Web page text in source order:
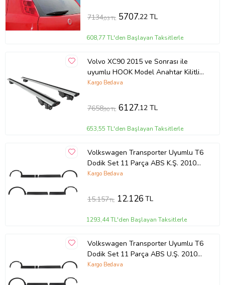
7134,03 TL 5707,22 TL
608,77 TL'den Başlayan Taksitlerle
Volvo XC90 2015 ve Sonrası ile
uyumlu HOOK Model Anahtar Kilitli
Ara Atkı Tavan Barı GRİ
Kargo Bedava
7658,90 TL 6127,12 TL
653,55 TL'den Başlayan Taksitlerle
Volkswagen Transporter Uyumlu T6
Dodik Set 11 Parça ABS K.Ş. 2010
2014 Model Aras
Kargo Bedava
15.157TL 12.126TL
1293,44 TL'den Başlayan Taksitlerle
Volkswagen Transporter Uyumlu T6
Dodik Set 11 Parça ABS U.Ş. 2010
2014 Model Arası
Kargo Bedava